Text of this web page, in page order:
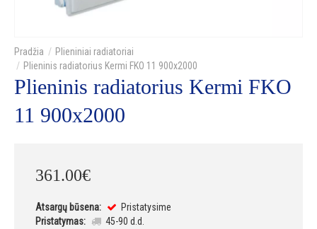
Plieniniai radiatoriai
Plieninis radiatorius Kermi FKO 11 900x2000
Plieninis radiatorius Kermi FKO
11 900x2000
361.00€
Atsargų būsena:
Pristatysime
Pristatymas:
45-90 d.d.